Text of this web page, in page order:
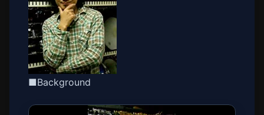
■Background